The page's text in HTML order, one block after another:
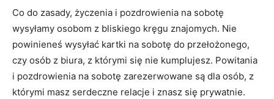
Co do zasady, życzenia i pozdrowienia na sobotę
wysyłamy osobom z bliskiego kręgu znajomych. Nie
powinieneś wysyłać kartki na sobotę do przełożonego,
czy osób z biura, z którymi się nie kumplujesz. Powitania
i pozdrowienia na sobotę zarezerwowane są dla osób, z
którymi masz serdeczne relacje i znasz się prywatnie.